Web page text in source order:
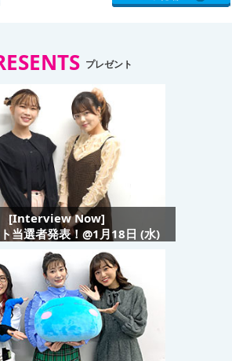
プレゼント
[Interview Now]
当選者発表！@1月18日 (水)